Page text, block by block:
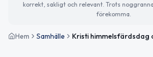
korrekt, sakligt och relevant. Trots
förekomma.
Hem Samhälle